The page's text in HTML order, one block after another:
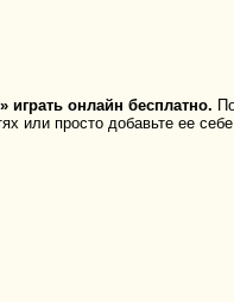
играть онлайн бесплатно.
или просто добавьте ее